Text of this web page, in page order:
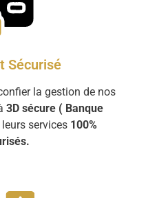
Sécurisé
la gestion de nos
3D sécure ( Banque
services 100%